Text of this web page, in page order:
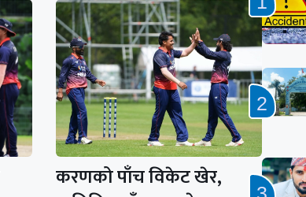
करणको पाँच विकेट खेर,